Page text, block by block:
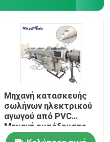
Μηχανή κατασκευής
σωλήνων ηλεκτρικού
αγωγού από PVC
Μηχανή εκτόξευσης
υδραγωγών από PVC